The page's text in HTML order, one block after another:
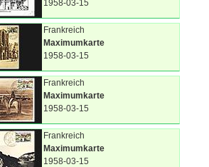
1958-03-15
Frankreich
Maximumkarte
1958-03-15
Frankreich
Maximumkarte
1958-03-15
Frankreich
Maximumkarte
1958-03-15